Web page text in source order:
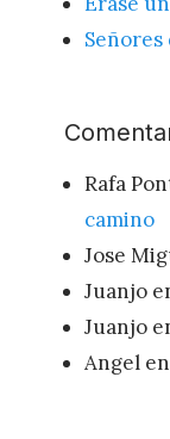
Rafa
camino
Jose
Juanjo
Juanjo
Angel en